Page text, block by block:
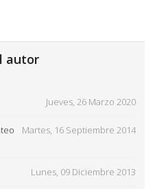
autor
Jueves, 26 Marzo 2020
Martes, 16 Septiembre 2014
Lunes, 09 Diciembre 2013